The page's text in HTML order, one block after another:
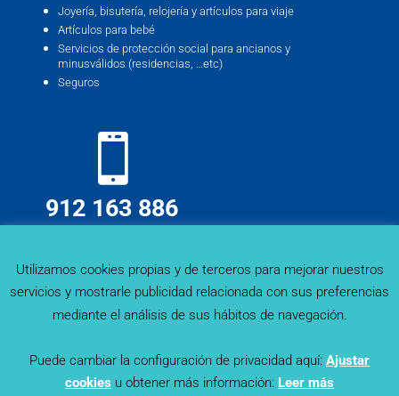
Joyería, bisutería, relojería y artículos para viaje
Artículos para bebé
Servicios de protección social para ancianos y
minusválidos (residencias, …etc)
Seguros
912 163 886
Utilizamos cookies propias y de terceros para mejorar nuestros
servicios y mostrarle publicidad relacionada con sus preferencias
mediante el análisis de sus hábitos de navegación.
Puede cambiar la configuración de privacidad aquí: Ajustar
cookies u obtener más información: Leer más